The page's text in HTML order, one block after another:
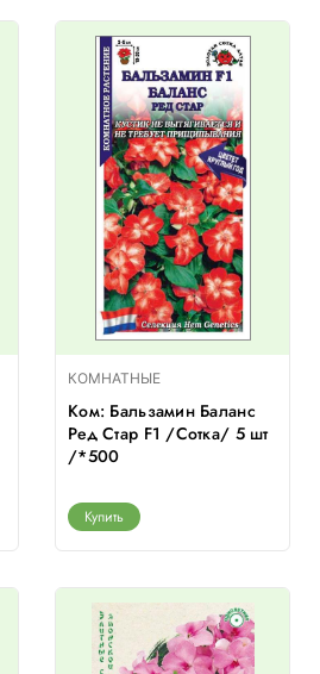
КОМНАТНЫЕ
Ком: Бальзамин Баланс
Ред Стар F1 /Сотка/ 5 шт
/*500
Купить